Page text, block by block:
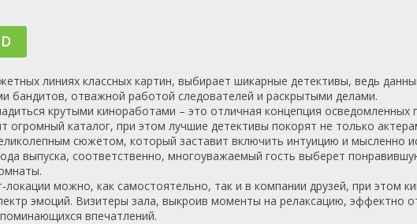
тв
👨‍👩‍👧‍👦 Семейный
⚽ Спорт
🤯 Триллер
😱 Ужасы
🤠 Фильм-нуар
🧝‍♂️ Фэнтези
линиях классных картин, выбирает шикарные детективы, ведь
бандитов, отважной работой следователей и раскрытыми делами.
крутыми киноработами – это отличная концепция осведомленных
каталог, при этом лучшие детективы покорят не только
сюжетом, который заставит включить интуицию и мысленно
выпуска, соответственно, многоуважаемый гость выберет
можно, как самостоятельно, так и в компании друзей, при этом
эмоций. Визитеры зала, выкроив моменты на релаксацию, эффектно
впечатлений.